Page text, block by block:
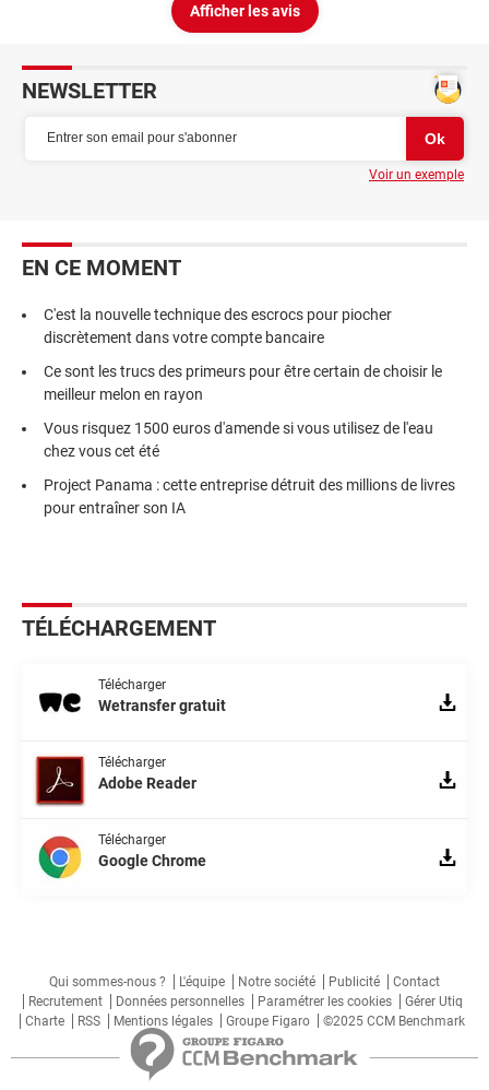
Afficher les avis
NEWSLETTER
Voir un exemple
EN CE MOMENT
C'est la nouvelle technique des escrocs pour piocher
discrètement dans votre compte bancaire
Ce sont les trucs des primeurs pour être certain de choisir le
meilleur melon en rayon
Vous risquez 1500 euros d'amende si vous utilisez de l'eau
chez vous cet été
Project Panama : cette entreprise détruit des millions de livres
pour entraîner son IA
TÉLÉCHARGEMENT
Télécharger
Wetransfer gratuit
Télécharger
Adobe Reader
Télécharger
Google Chrome
Qui sommes-nous ? L'équipe Notre société Publicité
Contact
Recrutement
Données personnelles Paramétrer les cookies
Gérer Utiq
Charte
RSS Mentions légales Groupe Figaro ©2025 CCM Benchmark